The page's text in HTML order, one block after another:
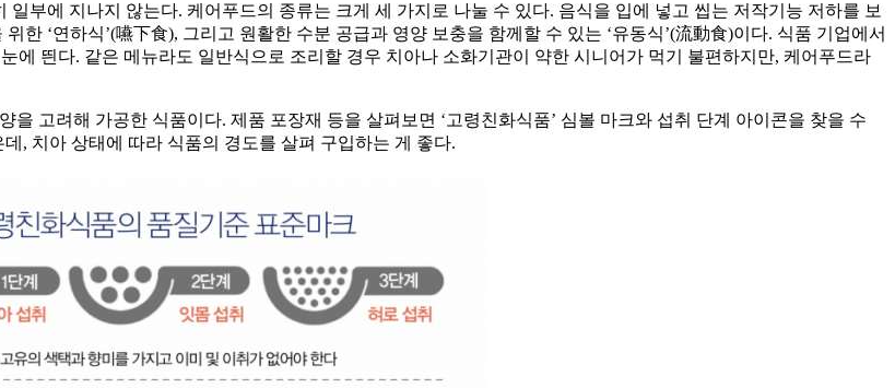
부에 지나지 않는다. 케어푸드의 종류는 크게 세 가지로 나눌 수 있다. 음식을 입에 넣고 씹는 저작기능 저하를 보
한 ‘연하식’(嚥下食), 그리고 원활한 수분 공급과 영양 보충을 함께할 수 있는 ‘유동식’(流動食)이다. 식품 기업에서
에 띈다. 같은 메뉴라도 일반식으로 조리할 경우 치아나 소화기관이 약한 시니어가 먹기 불편하지만, 케어푸드라
고려해 가공한 식품이다. 제품 포장재 등을 살펴보면 ‘고령친화식품’ 심볼 마크와 섭취 단계 아이콘을 찾을 수
, 치아 상태에 따라 식품의 경도를 살펴 구입하는 게 좋다.